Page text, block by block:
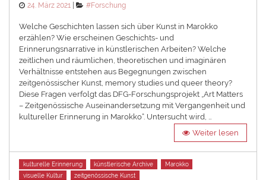
Posted
24. März 2021 Categories
#Forschung
Welche Geschichten lassen sich über Kunst in Marokko
erzählen? Wie erscheinen Geschichts- und
Erinnerungsnarrative in künstlerischen Arbeiten? Welche
zeitlichen und räumlichen, theoretischen und imaginären
Verhältnisse entstehen aus Begegnungen zwischen
zeitgenössischer Kunst, memory studies und queer theory?
Diese Fragen verfolgt das DFG-Forschungsprojekt „Art Matters
– Zeitgenössische Auseinandersetzung mit Vergangenheit und
kultureller Erinnerung in Marokko“. Untersucht wird, …
Weiter lesen
Tags
kulturelle Erinnerung künstlerische Archive
Marokko
visuelle Kultur
zeitgenössische Kunst